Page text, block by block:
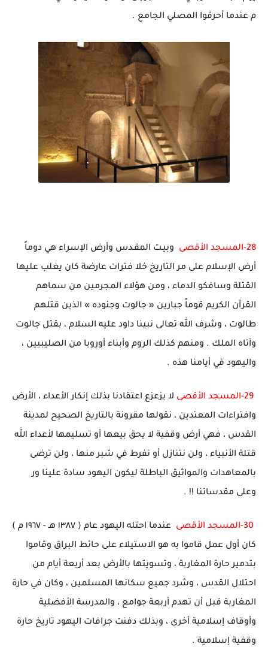
م عندما أحرقوا المصلي الجامع .
28-المسجد الأقصى
وبيـت المقـدس وأرض الإسراء هي دوماً
أرض الإسلام على مر التاريخ خلا فترات عارضة كان يغلب عليها
القتلة وسافكو الدماء ، ومن هؤلاء المجرمين من سماهم
القرآن الكريم قوماً جبارين « جالوت وجنوده » الذين قتلهم
طالوت ، وشرف الله تعالى نبينا داود عليه السلام ، بقتل جالوت
وآتاه الملك . ومنهم كذلك الروم وأبناء أوروبا من الصليبيين ،
واليهود في أيامنا هذه .
29- المسجد الأقصى لا يزعزع اعتقادنا بذلك إنكار الأعداء ، الأرض
وافتراءات المعتدين ، نقولها مقرونة بالتاريخ الصحيح لمدينة
القدس ، فهي أرض وقفية لا يحق بيعها أو تسليمها لأعداء الله
قتلة الأنبياء ، ولن نتنازل أو نفرط في شبر منها ، ولن ترضى
بالمعاهدات والمواثيق الباطلة ليكون اليهود سادة علينا ور
وعلى مقدساتنا !! .
30- المسجد الأقصى
عندما احتله اليهود عام ( ١٣٨٧ هـ - ١٩٦٧ م )
كان أول عمل قاموا به هو الاستيلاء على حائط البراق وقاموا
بتدمير حارة المغاربة ، وتسويتها بالأرض بعد أربعة أيام من
احتلال القدس ، وشرد جميع سكانها المسلمين ، وكان في حارة
المغاربة قبل أن تهدم أربعة جوامع ، والمدرسة الأفضلية
وأوقاف إسلامية أخرى ، وبذلك دفنت جرافات اليهود تاريخ حارة
وقفية إسلامية .